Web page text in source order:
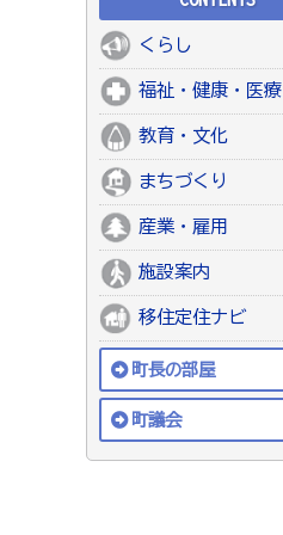
くらし
福祉・健康・医療
教育・文化
まちづくり
産業・雇用
施設案内
移住定住ナビ
町長の部屋
町議会